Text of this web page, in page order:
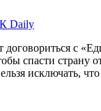
Daily
с
спасти
исключать,